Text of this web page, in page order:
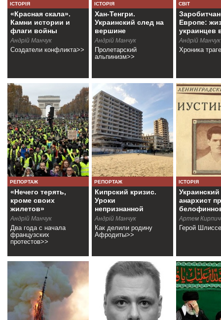
ІСТОРІЯ
«Красная скала».
Камни истории и
флаги войны
Андрій Манчук
Создатели конфликта>>
ІСТОРІЯ
Хан-Тенгри.
Украинский след на
вершине
Андрiй Манчук
Пролетарский
альпинизм>>
СВІТ
Европе:
украинцев
Андрiй Манчук
Хроника
РЕПОРТАЖ
«Нечего терять,
кроме своих
жилетов»
Андрій Манчук
Два года с начала
французских
протестов>>
РЕПОРТАЖ
Кипрский кризис.
Уроки
непризнанной
республики
Андрій Манчук
Как делили родину
Афродиты>>
ІСТОРІЯ
Украинский
анархист
Артем
Герой